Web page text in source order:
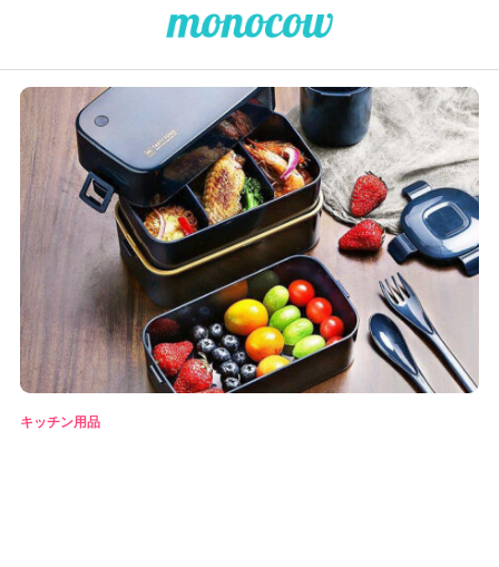
キッチン用品